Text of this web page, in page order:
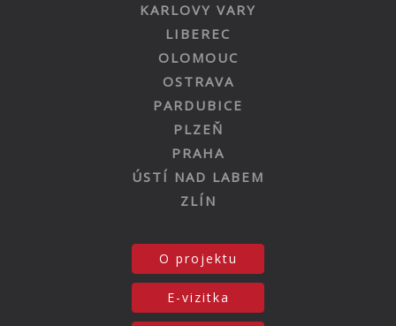
KARLOVY VARY
LIBEREC
OLOMOUC
OSTRAVA
PARDUBICE
PLZEŇ
PRAHA
ÚSTÍ NAD LABEM
ZLÍN
O projektu
E-vizitka